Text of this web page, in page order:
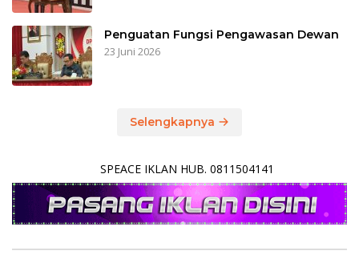
Penguatan Fungsi Pengawasan Dewan
23 Juni 2026
Selengkapnya
SPEACE IKLAN HUB. 0811504141